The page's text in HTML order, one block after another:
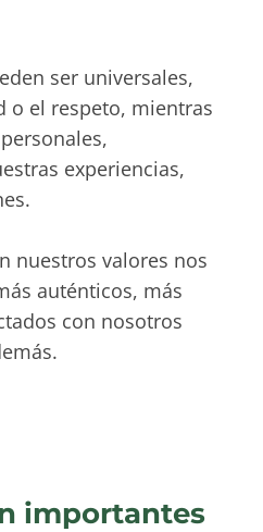
ser universales,
o el respeto, mientras
experiencias,
nuestros valores nos
auténticos, más
con nosotros
importantes